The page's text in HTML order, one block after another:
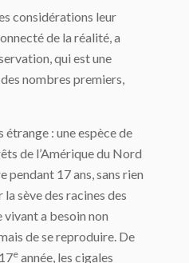
considérations leur
de la réalité, a
qui est une
nombres premiers,
: une espèce de
de l’Amérique du Nord
pendant 17 ans, sans rien
la sève des racines des
vivant a besoin non
de se reproduire. De
e année, les cigales